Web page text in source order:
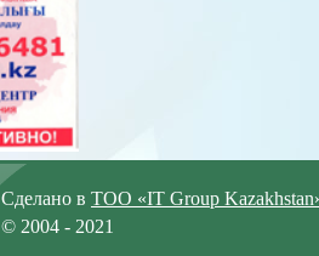
Сделано в ТОО «IT Group
© 2004 - 2021